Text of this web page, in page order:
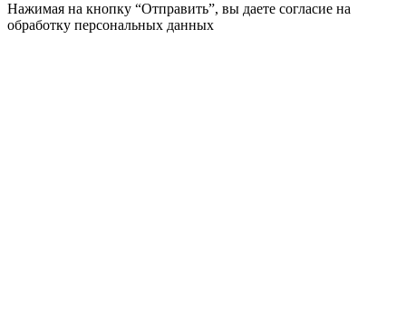
Нажимая на кнопку “Отправить”, вы даете согласие на
обработку персональных данных